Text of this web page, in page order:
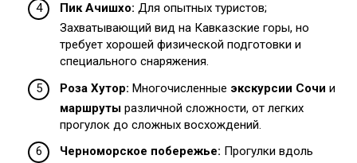
Пик Ачишхо: Для опытных туристов;
Захватывающий вид на Кавказские горы, но
требует хорошей физической подготовки и
специального снаряжения.
Роза Хутор: Многочисленные экскурсии Сочи и
маршруты различной сложности, от легких
прогулок до сложных восхождений.
Черноморское побережье: Прогулки вдоль